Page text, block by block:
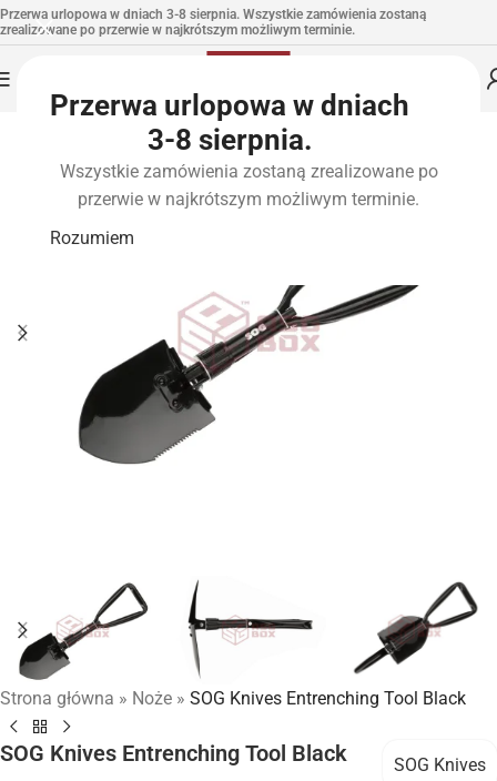
Przerwa urlopowa w dniach
3-8 sierpnia.
Wszystkie zamówienia zostaną zrealizowane po
przerwie w najkrótszym możliwym terminie.
Rozumiem
Przerwa urlopowa w dniach 3-8 sierpnia. Wszystkie zamówienia zostaną
zrealizowane po przerwie w najkrótszym możliwym terminie.
Strona główna » Noże » SOG Knives Entrenching Tool Black
SOG Knives Entrenching Tool Black SOG Knives